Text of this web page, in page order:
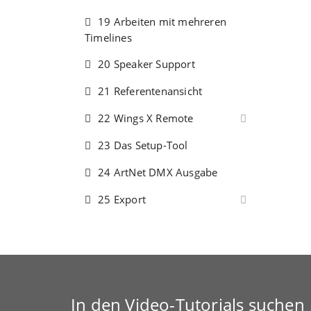
19 Arbeiten mit mehreren
Timelines
20 Speaker Support
21 Referentenansicht
22 Wings X Remote
23 Das Setup-Tool
24 ArtNet DMX Ausgabe
25 Export
In den Video-Tutorials suchen